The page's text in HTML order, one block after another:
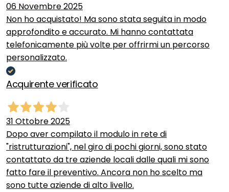
06 Novembre 2025
Non ho acquistato! Ma sono stata seguita in modo
approfondito e accurato. Mi hanno contattata
telefonicamente più volte per offrirmi un percorso
personalizzato.
Acquirente verificato
31 Ottobre 2025
Dopo aver compilato il modulo in rete di
"ristrutturazioni", nel giro di pochi giorni, sono stato
contattato da tre aziende locali dalle quali mi sono
fatto fare il preventivo. Ancora non ho scelto ma
sono tutte aziende di alto livello.